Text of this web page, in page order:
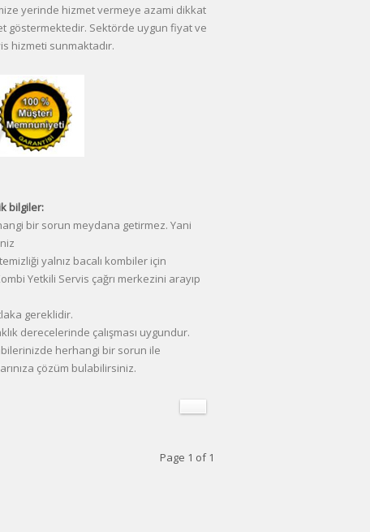
yerinde hizmet vermeye azami dikkat
göstermektedir. Sektörde uygun fiyat ve
hizmeti sunmaktadır.
bilgiler:
bir sorun meydana getirmez. Yani
yalnız bacalı kombiler için
Yetkili Servis çağrı merkezini arayıp
gereklidir.
derecelerinde çalışması uygundur.
herhangi bir sorun ile
çözüm bulabilirsiniz.
Page 1 of 1